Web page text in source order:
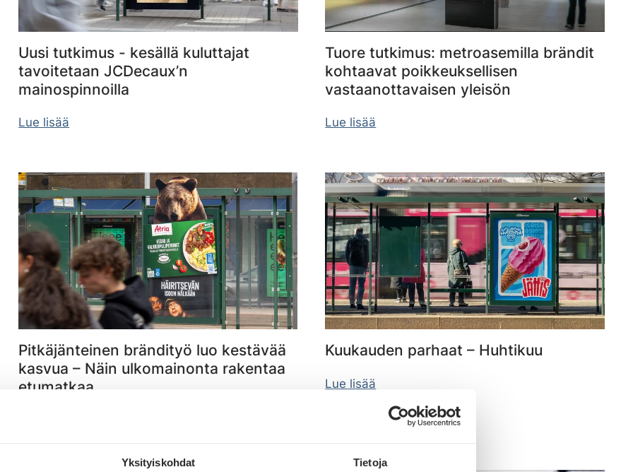
Yksityiskohdat Tietoja
Uusi tutkimus - kesällä kuluttajat
tavoitetaan JCDecaux’n
mainospinnoilla
Lue lisää
Tuore tutkimus: metroasemilla brändit
kohtaavat poikkeuksellisen
vastaanottavaisen yleisön
Lue lisää
Pitkäjänteinen brändityö luo kestävää
kasvua – Näin ulkomainonta rakentaa
etumatkaa
Kuukauden parhaat – Huhtikuu
Lue lisää